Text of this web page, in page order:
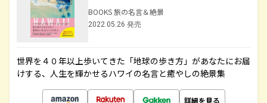
BOOKS 旅の名言＆絶景
2022.05.26 発売
世界を４０年以上歩いてきた「地球の歩き方」があなたにお届
けする、人生を輝かせるハワイの名言と癒やしの絶景集
詳細を見る